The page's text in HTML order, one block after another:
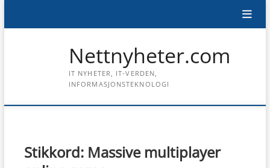
Nettnyheter.com
IT NYHETER, IT-VERDEN,
INFORMASJONSTEKNOLOGI
Stikkord: Massive multiplayer